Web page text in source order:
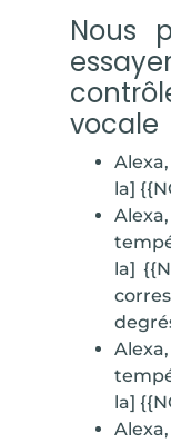
Nous
vocale
la]
la]
la]